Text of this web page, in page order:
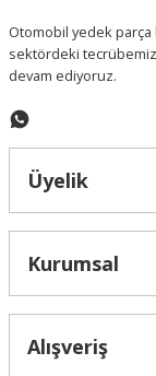
Otomobil yedek parça
sektördeki
devam ediyoruz.
Üyelik
Kurumsal
Alışveriş